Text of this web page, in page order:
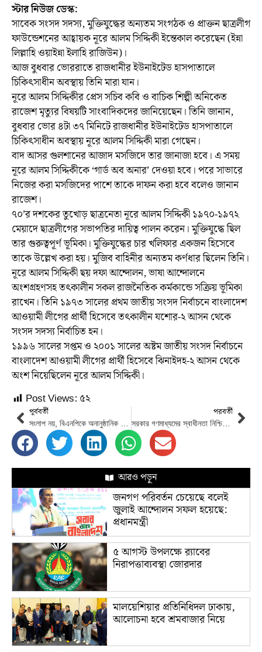
স্টার নিউজ ডেস্ক:
সাবেক সংসদ সদস্য, মুক্তিযুদ্ধের অন্যতম সংগঠক ও প্রাক্তন ছাত্রলীগ
ফাউন্ডেশনের আহ্বায়ক নূরে আলম সিদ্দিকী ইন্তেকাল করেছেন (ইন্না
লিল্লাহি ওয়াইন্না ইলাহি রাজিউন)।
আজ বুধবার ভোররাতে রাজধানীর ইউনাইটেড হাসপাতালে
চিকিৎসাধীন অবস্থায় তিনি মারা যান।
নূরে আলম সিদ্দিকীর প্রেস সচিব কবি ও বাচিক শিল্পী অনিকেত
রাজেশ মৃত্যুর বিষয়টি সাংবাদিকদের জানিয়েছেন। তিনি জানান,
বুধবার ভোর ৪টা ৩৭ মিনিটে রাজধানীর ইউনাইটেড হাসপাতালে
চিকিৎসাধীন অবস্থায় নূরে আলম সিদ্দিকী মারা গেছেন।
বাদ আসর গুলশানের আজাদ মসজিদে তার জানাজা হবে। এ সময়
নূরে আলম সিদ্দিকীকে ‘গার্ড অব অনার’ দেওয়া হবে। পরে সাভারে
নিজের করা মসজিদের পাশে তাকে দাফন করা হবে বলেও জানান
রাজেশ।
৭০’র দশকের তুখোড় ছাত্রনেতা নূরে আলম সিদ্দিকী ১৯৭০-১৯৭২
মেয়াদে ছাত্রলীগের সভাপতির দায়িত্ব পালন করেন। মুক্তিযুদ্ধে ছিল
তার গুরুত্বপূর্ণ ভূমিকা। মুক্তিযুদ্ধের চার খলিফার একজন হিসেবে
তাকে উল্লেখ করা হয়। মুজিব বাহিনীর অন্যতম কর্ণধার ছিলেন তিনি।
নূরে আলম সিদ্দিকী ছয় দফা আন্দোলন, ভাষা আন্দোলনে
অংশগ্রহণসহ তৎকালীন সকল রাজনৈতিক কর্মকান্ডে সক্রিয় ভূমিকা
রাখেন। তিনি ১৯৭৩ সালের প্রথম জাতীয় সংসদ নির্বাচনে বাংলাদেশ
আওয়ামী লীগের প্রার্থী হিসেবে তৎকালীন যশোর-২ আসন থেকে
সংসদ সদস্য নির্বাচিত হন।
১৯৯৬ সালের সপ্তম ও ২০০১ সালের অষ্টম জাতীয় সংসদ নির্বাচনে
বাংলাদেশ আওয়ামী লীগের প্রার্থী হিসেবে ঝিনাইদহ-২ আসন থেকে
অংশ নিয়েছিলেন নূরে আলম সিদ্দিকী।
Post Views: ৫২
পূর্ববর্তী
সংলাপ নয়, বিএনপিকে অনানুষ্ঠানিক আলোচনার জন্য ডাকা হয়েছে
পরবর্তী
সরকার গণমাধ্যমের স্বাধীনতা নিশ্চিত ও তা অব্যাহত রাখতে বদ্ধপরিকর
আরও পড়ুন
জনগণ পরিবর্তন চেয়েছে বলেই
জুলাই আন্দোলন সফল হয়েছে:
প্রধানমন্ত্রী
৫ আগস্ট উপলক্ষে র‌্যাবের
নিরাপত্তাব্যবস্থা জোরদার
মালয়েশিয়ার প্রতিনিধিদল ঢাকায়,
আলোচনা হবে শ্রমবাজার নিয়ে